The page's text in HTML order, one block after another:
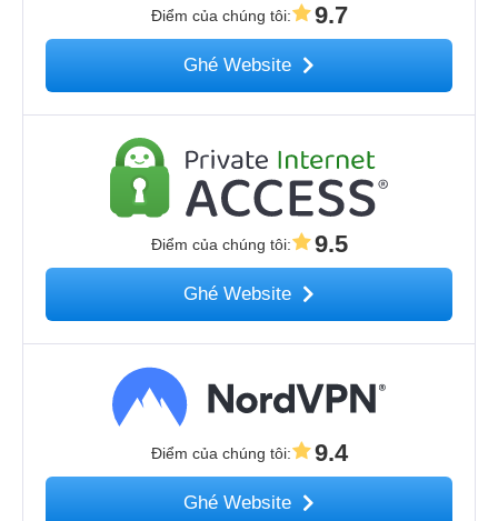
Điểm của chúng tôi: 9.7
Ghé Website
Điểm của chúng tôi: 9.5
Ghé Website
Điểm của chúng tôi: 9.4
Ghé Website